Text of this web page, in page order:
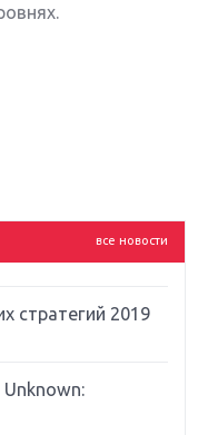
все новости
Microsoft и
стратегий 2019